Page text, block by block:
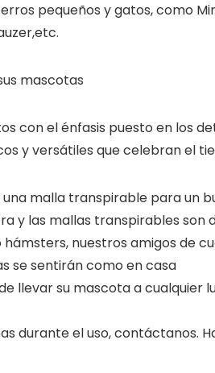
pequeños y gatos, como
mascotas
con el énfasis puesto en los
y versátiles que celebran el
una malla transpirable para un
y las mallas transpirables
hámsters, nuestros amigos de
se sentirán como en casa
llevar su mascota a
durante el uso, contáctanos.